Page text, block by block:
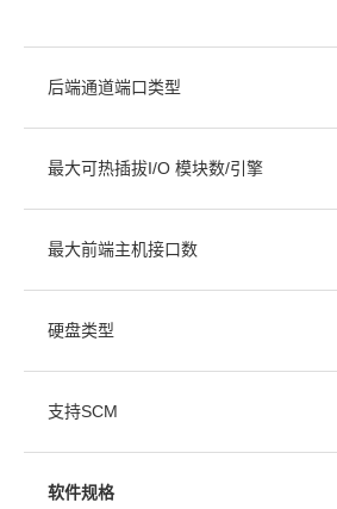
后端通道端口类型
最大可热插拔I/O 模块数/引擎
最大前端主机接口数
硬盘类型
支持SCM
软件规格